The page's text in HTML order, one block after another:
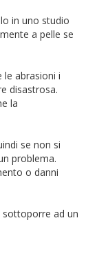
in uno studio
a pelle se
le abrasioni i
disastrosa.
la
se non si
problema.
o danni
sottoporre ad un